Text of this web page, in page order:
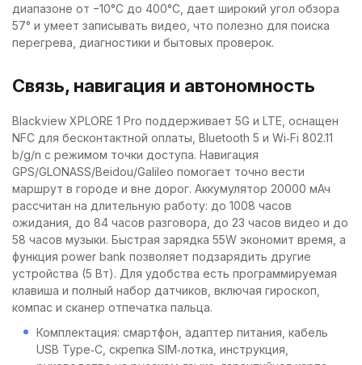
диапазоне от −10°C до 400°C, дает широкий угол обзора
57° и умеет записывать видео, что полезно для поиска
перегрева, диагностики и бытовых проверок.
Связь, навигация и автономность
Blackview XPLORE 1 Pro поддерживает 5G и LTE, оснащен
NFC для бесконтактной оплаты, Bluetooth 5 и Wi‑Fi 802.11
b/g/n с режимом точки доступа. Навигация
GPS/GLONASS/Beidou/Galileo помогает точно вести
маршрут в городе и вне дорог. Аккумулятор 20000 мАч
рассчитан на длительную работу: до 1008 часов
ожидания, до 84 часов разговора, до 23 часов видео и до
58 часов музыки. Быстрая зарядка 55W экономит время, а
функция power bank позволяет подзарядить другие
устройства (5 Вт). Для удобства есть программируемая
клавиша и полный набор датчиков, включая гироскоп,
компас и сканер отпечатка пальца.
Комплектация: смартфон, адаптер питания, кабель
USB Type‑C, скрепка SIM‑лотка, инструкция,